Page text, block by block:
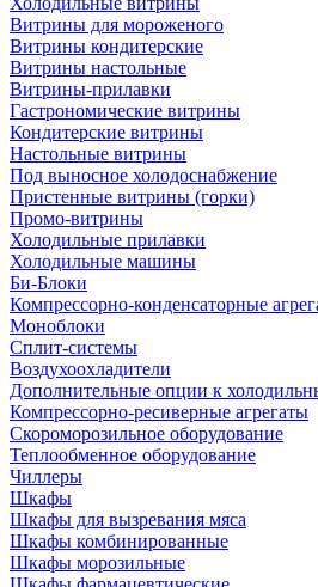
Витрины для мороженого
Витрины кондитерские
Витрины настольные
Витрины-прилавки
Гастрономические витрины
Кондитерские витрины
Настольные витрины
Под выносное холодоснабжение
Пристенные витрины (горки)
Промо-витрины
Холодильные прилавки
Холодильные машины
Би-Блоки
Компрессорно-конденсаторные
Моноблоки
Сплит-системы
Воздухоохладители
Дополнительные опции к
Компрессорно-ресиверные агрегаты
Скороморозильное оборудование
Теплообменное оборудование
Чиллеры
Шкафы
Шкафы для вызревания мяса
Шкафы комбинированные
Шкафы морозильные